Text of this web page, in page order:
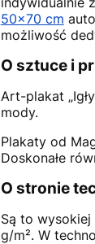
50x70 cm
możliwość
O sztuce i
Art-plakat
mody.
Plakaty od
Doskonałe
O stronie
Są to
g/m². W